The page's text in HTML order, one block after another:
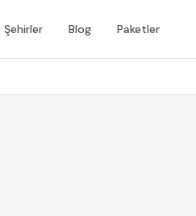
Şehirler Blog Paketler